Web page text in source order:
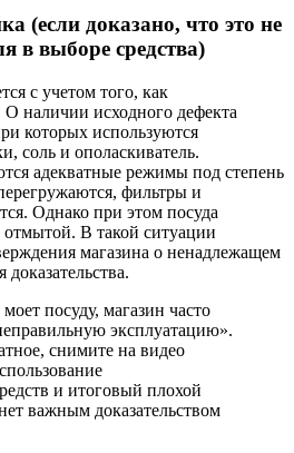
(если доказано, что это не
в выборе средства)
с учетом того, как
О наличии исходного дефекта
которых используются
соль и ополаскиватель.
адекватные режимы под степень
фильтры и
Однако при этом посуда
В такой ситуации
магазина о ненадлежащем
посуду, магазин часто
эксплуатацию».
снимите на видео
и итоговый плохой
важным доказательством